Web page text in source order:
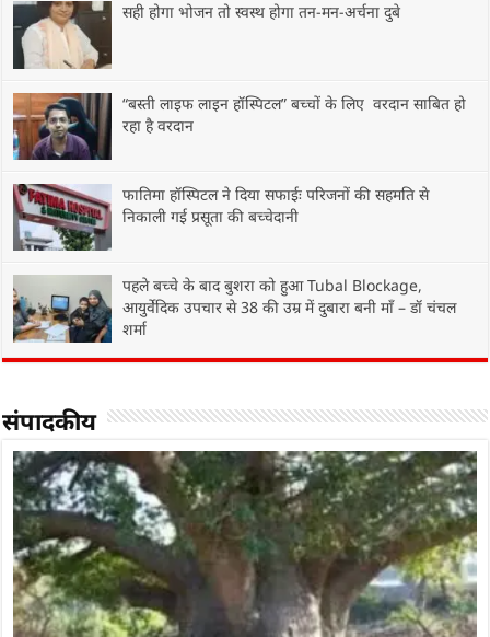
सही होगा भोजन तो स्वस्थ होगा तन-मन-अर्चना दुबे
“बस्ती लाइफ लाइन हॉस्पिटल” बच्चों के लिए वरदान साबित हो
रहा है वरदान
फातिमा हॉस्पिटल ने दिया सफाईः परिजनों की सहमति से
निकाली गई प्रसूता की बच्चेदानी
पहले बच्चे के बाद बुशरा को हुआ Tubal Blockage,
आयुर्वेदिक उपचार से 38 की उम्र में दुबारा बनी माँ – डॉ चंचल
शर्मा
संपादकीय